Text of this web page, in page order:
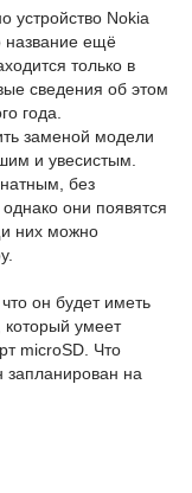
устройство Nokia
название ещё
только в
сведения об этом
года.
заменой модели
и увесистым.
без
они появятся
них можно
он будет иметь
умеет
microSD. Что
запланирован на